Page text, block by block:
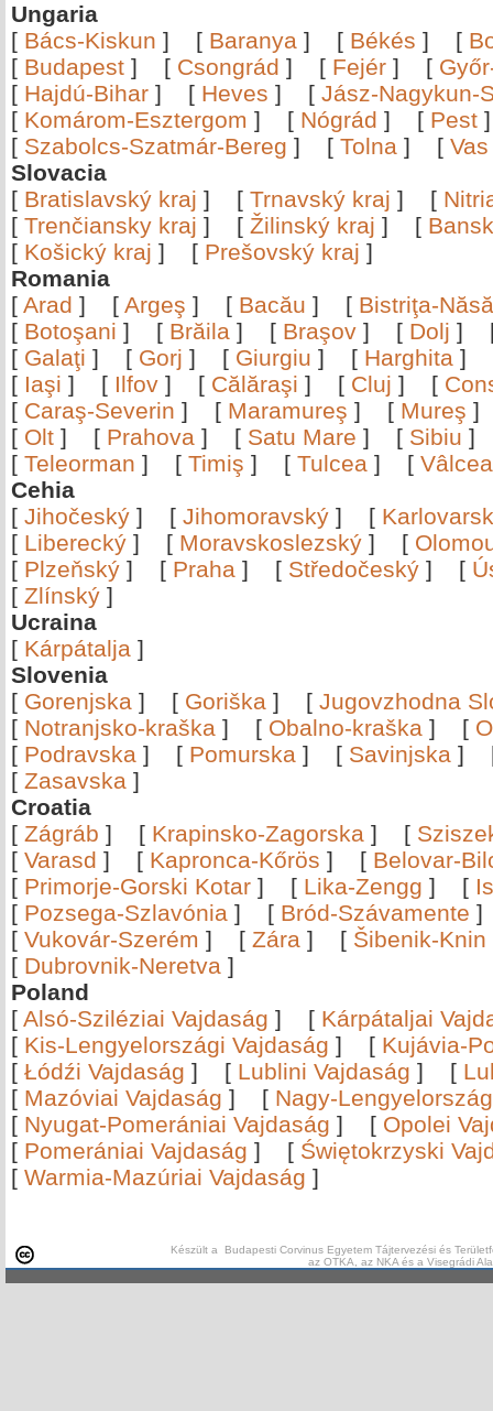
Ungaria
[ Bács-Kiskun ] [ Baranya ] [ Békés ] [
[ Budapest ] [ Csongrád ] [ Fejér ] [
[ Hajdú-Bihar ] [ Heves ] [ Jász-Nagykun-
[ Komárom-Esztergom ] [ Nógrád ] [ Pest
[ Szabolcs-Szatmár-Bereg ] [ Tolna ] [ Vas
Slovacia
[ Bratislavský kraj ] [ Trnavský kraj ] [
[ Trenčiansky kraj ] [ Žilinský kraj ] [
[ Košický kraj ] [ Prešovský kraj ]
Romania
[ Arad ] [ Argeş ] [ Bacău ] [ Bistriţa-
[ Botoşani ] [ Brăila ] [ Braşov ] [ Dolj ]
[ Galaţi ] [ Gorj ] [ Giurgiu ] [ Harghita ]
[ Iaşi ] [ Ilfov ] [ Călăraşi ] [ Cluj ] [
[ Caraş-Severin ] [ Maramureş ] [ Mureş
[ Olt ] [ Prahova ] [ Satu Mare ] [ Sibiu
[ Teleorman ] [ Timiş ] [ Tulcea ] [
Cehia
[ Jihočeský ] [ Jihomoravský ] [
[ Liberecký ] [ Moravskoslezský ] [
[ Plzeňský ] [ Praha ] [ Středočeský ] [
[ Zlínský ]
Ucraina
[ Kárpátalja ]
Slovenia
[ Gorenjska ] [ Goriška ] [ Jugovzhodna
[ Notranjsko-kraška ] [ Obalno-kraška ] [
[ Podravska ] [ Pomurska ] [ Savinjska ]
[ Zasavska ]
Croatia
[ Zágráb ] [ Krapinsko-Zagorska ] [
[ Varasd ] [ Kapronca-Kőrös ] [ Belovar-
[ Primorje-Gorski Kotar ] [ Lika-Zengg ] [
[ Pozsega-Szlavónia ] [ Bród-Szávamente
[ Vukovár-Szerém ] [ Zára ] [ Šibenik-Knin
[ Dubrovnik-Neretva ]
Poland
[ Alsó-Sziléziai Vajdaság ] [ Kárpátaljai
[ Kis-Lengyelországi Vajdaság ] [ Kujávia-
[ Łódźi Vajdaság ] [ Lublini Vajdaság ] [
[ Mazóviai Vajdaság ] [ Nagy-
[ Nyugat-Pomerániai Vajdaság ] [ Opolei
[ Pomerániai Vajdaság ] [ Świętokrzyski
[ Warmia-Mazúriai Vajdaság ]
Készült a Budapesti Corvinus Egyetem Tájtervezési és
az OTKA, az NKA és a Visegrádi